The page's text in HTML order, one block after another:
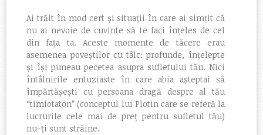
Ai trăit în mod cert și situații în care ai simțit că
nu ai nevoie de cuvinte să te faci înțeles de cel
din fața ta. Aceste momente de tăcere erau
asemenea poveștilor cu tâlc: profunde, înțelepte
și își puneau pecetea asupra sufletului tău. Nici
întâlnirile entuziaste în care abia așteptai să
împărtășești cu persoana dragă despre al tău
“timiotaton” (conceptul lui Plotin care se referă la
lucrurile cele mai de preț pentru sufletul tău)
nu-ți sunt străine.